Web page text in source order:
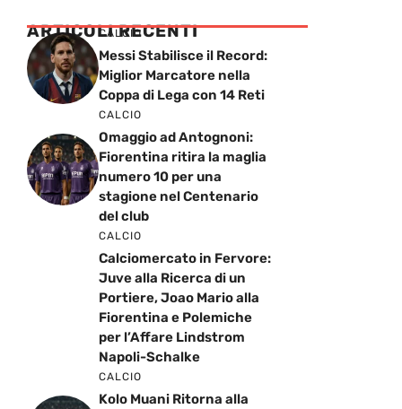
ARTICOLI RECENTI
CALCIO
Messi Stabilisce il Record:
Miglior Marcatore nella
Coppa di Lega con 14 Reti
CALCIO
Omaggio ad Antognoni:
Fiorentina ritira la maglia
numero 10 per una
stagione nel Centenario
del club
CALCIO
Calciomercato in Fervore:
Juve alla Ricerca di un
Portiere, Joao Mario alla
Fiorentina e Polemiche
per l’Affare Lindstrom
Napoli-Schalke
CALCIO
Kolo Muani Ritorna alla